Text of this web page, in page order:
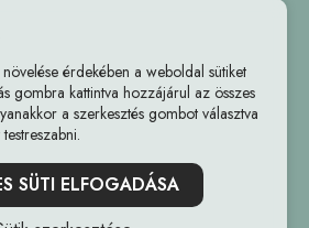
Szerződési Feltételek
érdekében a weboldal sütiket
gombra kattintva hozzájárul az összes
a szerkesztés gombot választva
SÜTI ELFOGADÁSA